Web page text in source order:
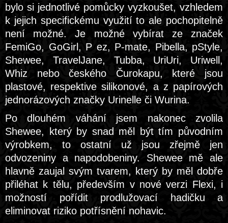
bylo si jednotlivé pomůcky vyzkoušet, vzhledem
k jejich specifickému využití to ale pochopitelně
není možné. Je možné vybírat ze značek
FemiGo, GoGirl, P ez, P-mate, Pibella, pStyle,
Shewee, TravelJane, Tubba, UriUri, Uriwell,
Whiz nebo českého Čurokapu, které jsou
plastové, respektive silikonové, a z papírových
jednorázových značky Urinelle či Wurina.
Po dlouhém váhání jsem nakonec zvolila
Shewee, který by snad měl být tím původním
výrobkem, to ostatní už jsou zřejmě jen
odvozeniny a napodobeniny. Shewee mě ale
hlavně zaujal svým tvarem, který by měl dobře
přiléhat k tělu, především v nové verzi Flexi, i
možností pořídit prodlužovací hadičku a
eliminovat riziko potřísnění nohavic.